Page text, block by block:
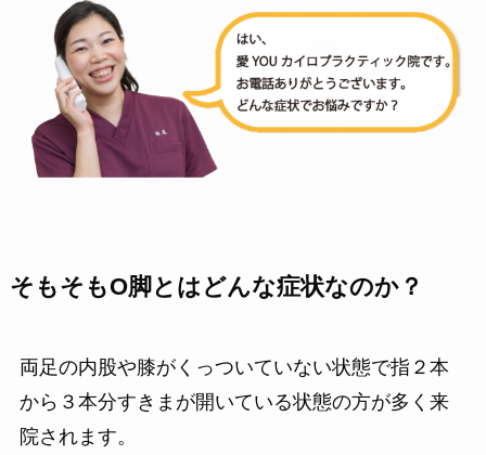
そもそもO脚とはどんな症状なのか？
両足の内股や膝がくっついていない状態で指２本
から３本分すきまが開いている状態の方が多く来
院されます。